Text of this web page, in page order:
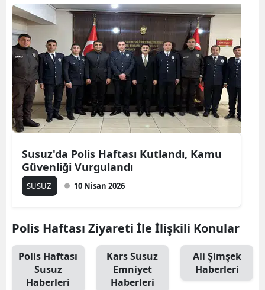
Bolu
Burdur
Bursa
Çanakkale
Çankırı
Çorum
Denizli
Edirne
Elazığ
Erzincan
Erzurum
Susuz'da Polis Haftası Kutlandı, Kamu
Güvenliği Vurgulandı
SUSUZ 10 Nisan 2026
Polis Haftası Ziyareti İle İlişkili Konular
Polis Haftası
Susuz
Haberleri
Kars Susuz
Emniyet
Haberleri
Ali Şimşek
Haberleri